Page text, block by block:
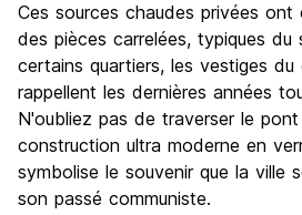
Ces sources chaudes privées ont
des pièces carrelées, typiques
certains quartiers, les vestiges du
rappellent les dernières années
N'oubliez pas de traverser le
construction ultra moderne en
symbolise le souvenir que la ville
son passé communiste.